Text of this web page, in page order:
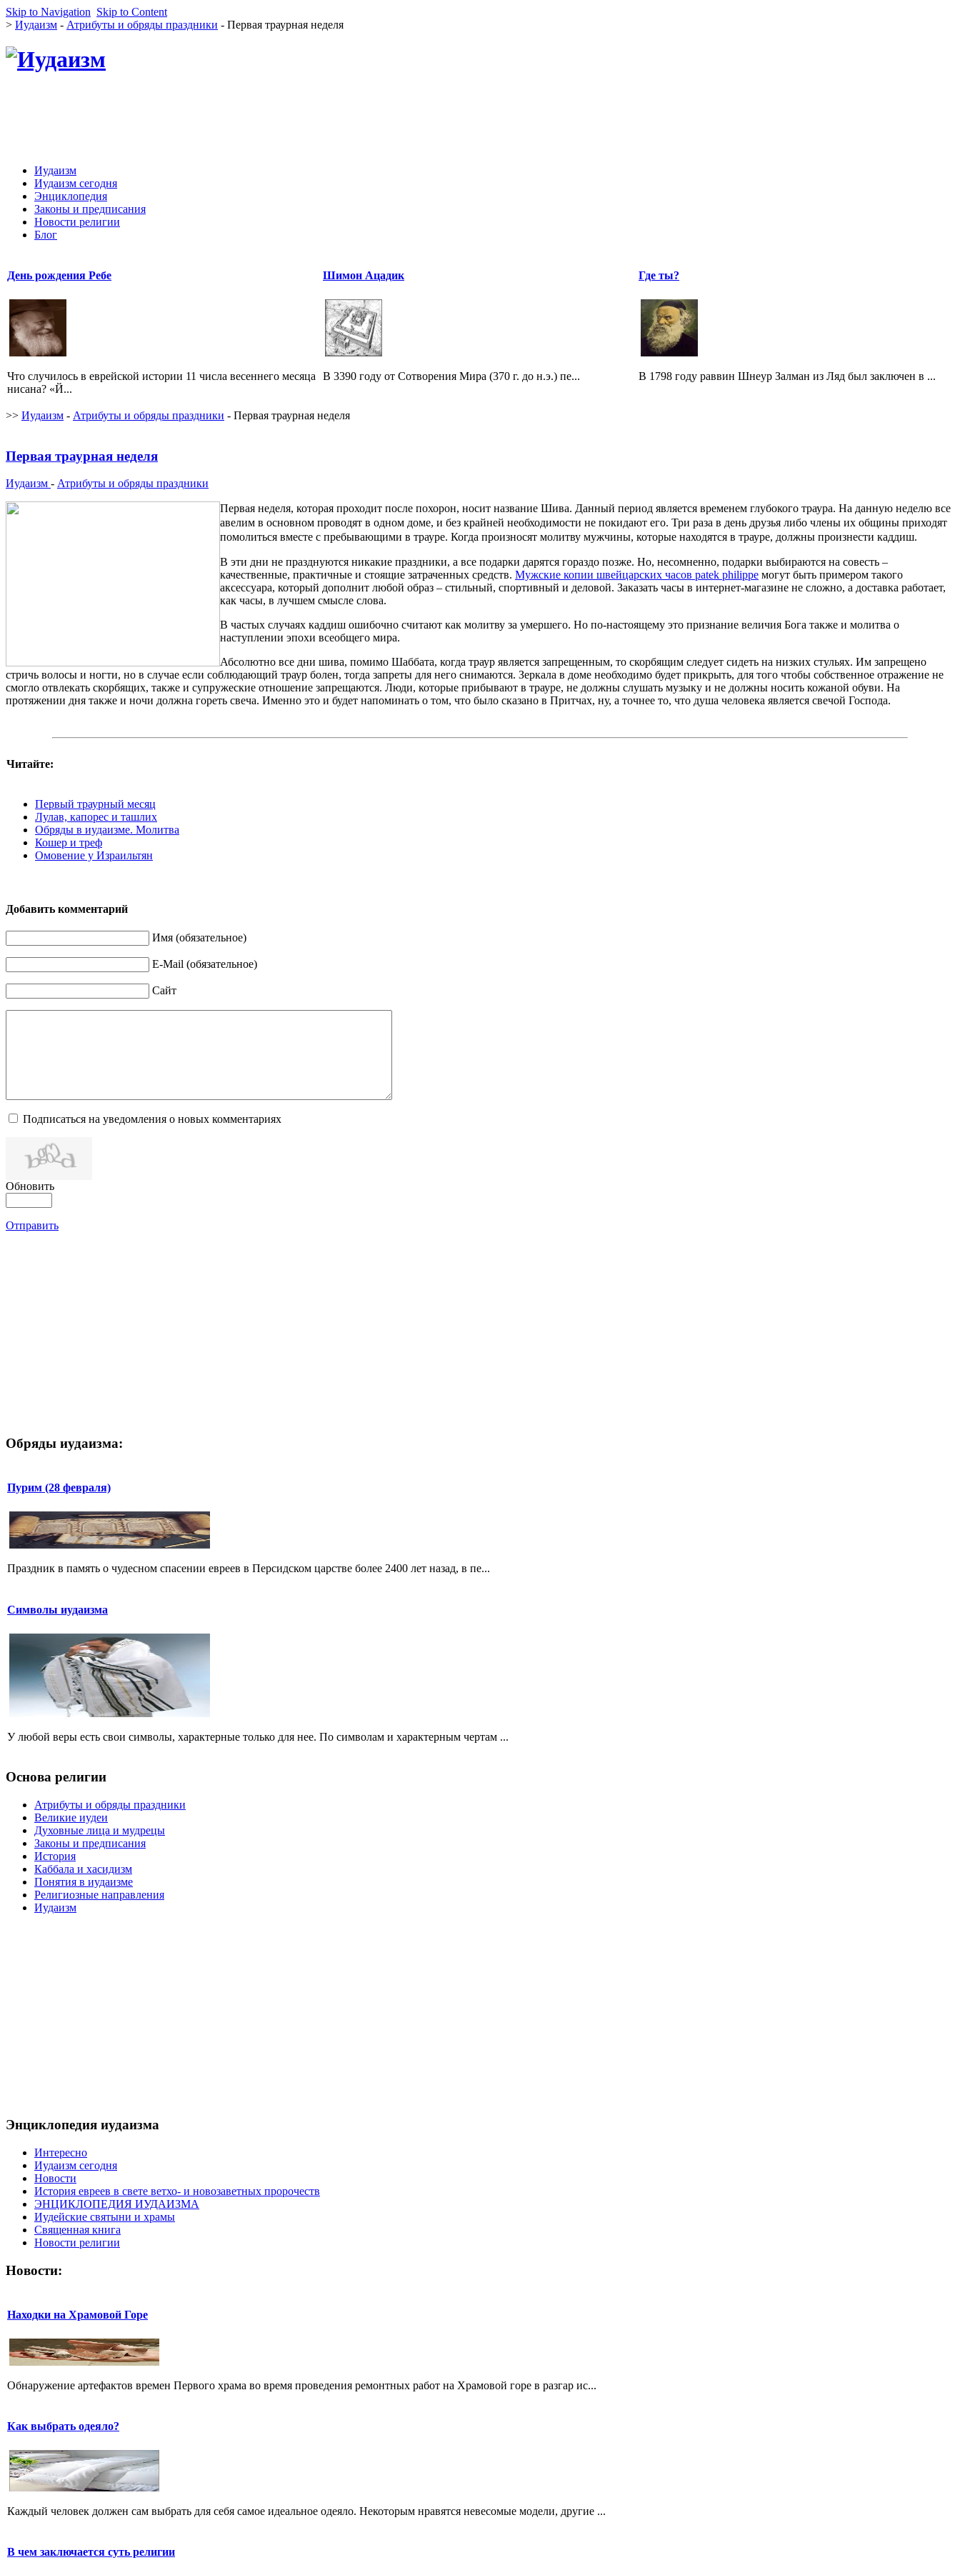
Skip to Navigation Skip to Content
> Иудаизм - Атрибуты и обряды праздники - Первая траурная неделя
Иудаизм
Иудаизм сегодня
Энциклопедия
Законы и предписания
Новости религии
Блог
День рождения Ребе
Что случилось в еврейской истории 11 числа весеннего месяца
нисана? «Й...
Шимон Ацадик
В 3390 году от Сотворения Мира (370 г. до н.э.) пе...
Где ты?
В 1798 году раввин Шнеур Залман из Ляд был заключен в ...
>> Иудаизм - Атрибуты и обряды праздники - Первая траурная неделя
Первая траурная неделя
Иудаизм - Атрибуты и обряды праздники
Первая неделя, которая проходит после похорон, носит название Шива. Данный период является временем глубокого траура. На данную неделю все
авелим в основном проводят в одном доме, и без крайней необходимости не покидают его. Три раза в день друзья либо члены их общины приходят
помолиться вместе с пребывающими в трауре. Когда произносят молитву мужчины, которые находятся в трауре, должны произнести каддиш.
В эти дни не празднуются никакие праздники, а все подарки дарятся гораздо позже. Но, несомненно, подарки выбираются на совесть –
качественные, практичные и стоящие затраченных средств. Мужские копии швейцарских часов patek philippe могут быть примером такого
аксессуара, который дополнит любой образ – стильный, спортивный и деловой. Заказать часы в интернет-магазине не сложно, а доставка работает,
как часы, в лучшем смысле слова.
В частых случаях каддиш ошибочно считают как молитву за умершего. Но по-настоящему это признание величия Бога также и молитва о
наступлении эпохи всеобщего мира.
Абсолютно все дни шива, помимо Шаббата, когда траур является запрещенным, то скорбящим следует сидеть на низких стульях. Им запрещено
стричь волосы и ногти, но в случае если соблюдающий траур болен, тогда запреты для него снимаются. Зеркала в доме необходимо будет прикрыть, для того чтобы собственное отражение не
смогло отвлекать скорбящих, также и супружеские отношение запрещаются. Люди, которые прибывают в трауре, не должны слушать музыку и не должны носить кожаной обуви. На
протяжении дня также и ночи должна гореть свеча. Именно это и будет напоминать о том, что было сказано в Притчах, ну, а точнее то, что душа человека является свечой Господа.
Читайте:
Первый траурный месяц
Лулав, капорес и ташлих
Обряды в иудаизме. Молитва
Кошер и треф
Омовение у Израильтян
Добавить комментарий
Имя (обязательное)
E-Mail (обязательное)
Сайт
Подписаться на уведомления о новых комментариях
Обновить
Отправить
Обряды иудаизма:
Пурим (28 февраля)
Праздник в память о чудесном спасении евреев в Персидском царстве более 2400 лет назад, в пе...
Символы иудаизма
У любой веры есть свои символы, характерные только для нее. По символам и характерным чертам ...
Основа религии
Атрибуты и обряды праздники
Великие иудеи
Духовные лица и мудрецы
Законы и предписания
История
Каббала и хасидизм
Понятия в иудаизме
Религиозные направления
Иудаизм
Энциклопедия иудаизма
Интересно
Иудаизм сегодня
Новости
История евреев в свете ветхо- и новозаветных пророчеств
ЭНЦИКЛОПЕДИЯ ИУДАИЗМА
Иудейские святыни и храмы
Священная книга
Новости религии
Новости:
Находки на Храмовой Горе
Обнаружение артефактов времен Первого храма во время проведения ремонтных работ на Храмовой горе в разгар ис...
Как выбрать одеяло?
Каждый человек должен сам выбрать для себя самое идеальное одеяло. Некоторым нравятся невесомые модели, другие ...
В чем заключается суть религии